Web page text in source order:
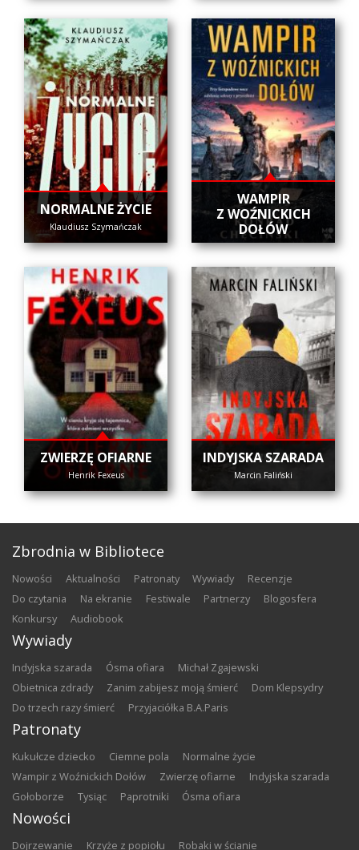
NORMALNE ŻYCIE
Klaudiusz Szymańczak
WAMPIR
Z WOŹNICKICH
DOŁÓW
ZWIERZĘ OFIARNE
Henrik Fexeus
INDYJSKA SZARADA
Marcin Faliński
Zbrodnia w Bibliotece
nowości aktualności patronaty wywiady
recenzje
do czytania
na ekranie festiwale partnerzy
blogosfera
konkursy
audiobook
Wywiady
Indyjska szarada Ósma ofiara
Michał Zgajewski
Obietnica zdrady
Zanim zabijesz moją śmierć
Dom Klepsydry
Do trzech razy śmierć
Przyjaciółka B.A.Paris
Patronaty
Kukułcze dziecko Ciemne pola
Normalne życie
Wampir z Woźnickich Dołów
Zwierzę ofiarne
Indyjska szarada
Gołoborze
Tysiąc Paprotniki Ósma ofiara
Nowości
Dojrzewanie Krzyże z popiołu Robaki w ścianie